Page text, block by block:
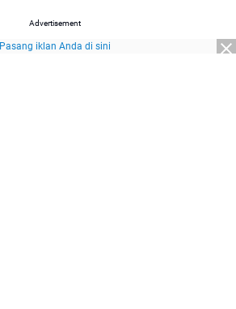
Advertisement
Pasang iklan Anda di sini